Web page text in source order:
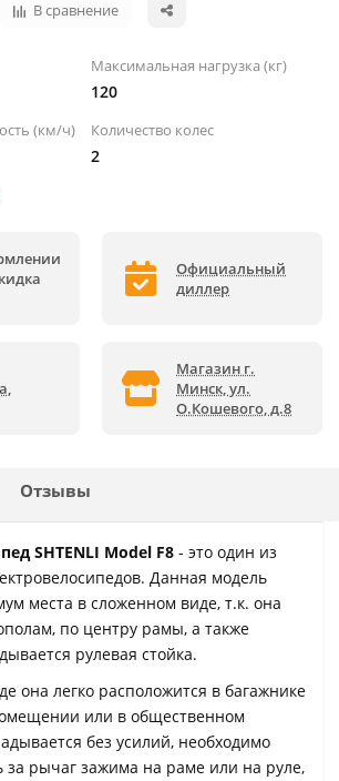
В сравнение
Максимальная нагрузка (кг)
120
(км/ч) Количество колес
2
Официальный
диллер
Магазин г.
Минск, ул.
О.Кошевого, д.8
Отзывы
SHTENLI Model F8 - это один из
Данная модель
места в сложенном виде, т.к. она
по центру рамы, а также
рулевая стойка.
она легко расположится в багажнике
или в общественном
без усилий, необходимо
за рычаг зажима на раме или на руле,